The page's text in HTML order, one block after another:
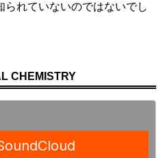
られていないのではないでし
CHEMISTRY